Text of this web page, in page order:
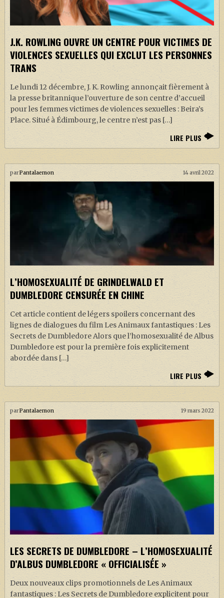
J.K. ROWLING OUVRE UN CENTRE POUR VICTIMES DE
VIOLENCES SEXUELLES QUI EXCLUT LES PERSONNES
TRANS
Le lundi 12 décembre, J. K. Rowling annonçait fièrement à
la presse britannique l’ouverture de son centre d’accueil
pour les femmes victimes de violences sexuelles : Beira’s
Place. Situé à Édimbourg, le centre n’est pas […]
LIRE PLUS
parPantalaemon 14 avril 2022
L’HOMOSEXUALITÉ DE GRINDELWALD ET
DUMBLEDORE CENSURÉE EN CHINE
Cet article contient de légers spoilers concernant des
lignes de dialogues du film Les Animaux fantastiques : Les
Secrets de Dumbledore Alors que l’homosexualité de Albus
Dumbledore est pour la première fois explicitement
abordée dans […]
LIRE PLUS
parPantalaemon 19 mars 2022
LES SECRETS DE DUMBLEDORE – L’HOMOSEXUALITÉ
D’ALBUS DUMBLEDORE « OFFICIALISÉE »
Deux nouveaux clips promotionnels de Les Animaux
fantastiques : Les Secrets de Dumbledore explicitent pour